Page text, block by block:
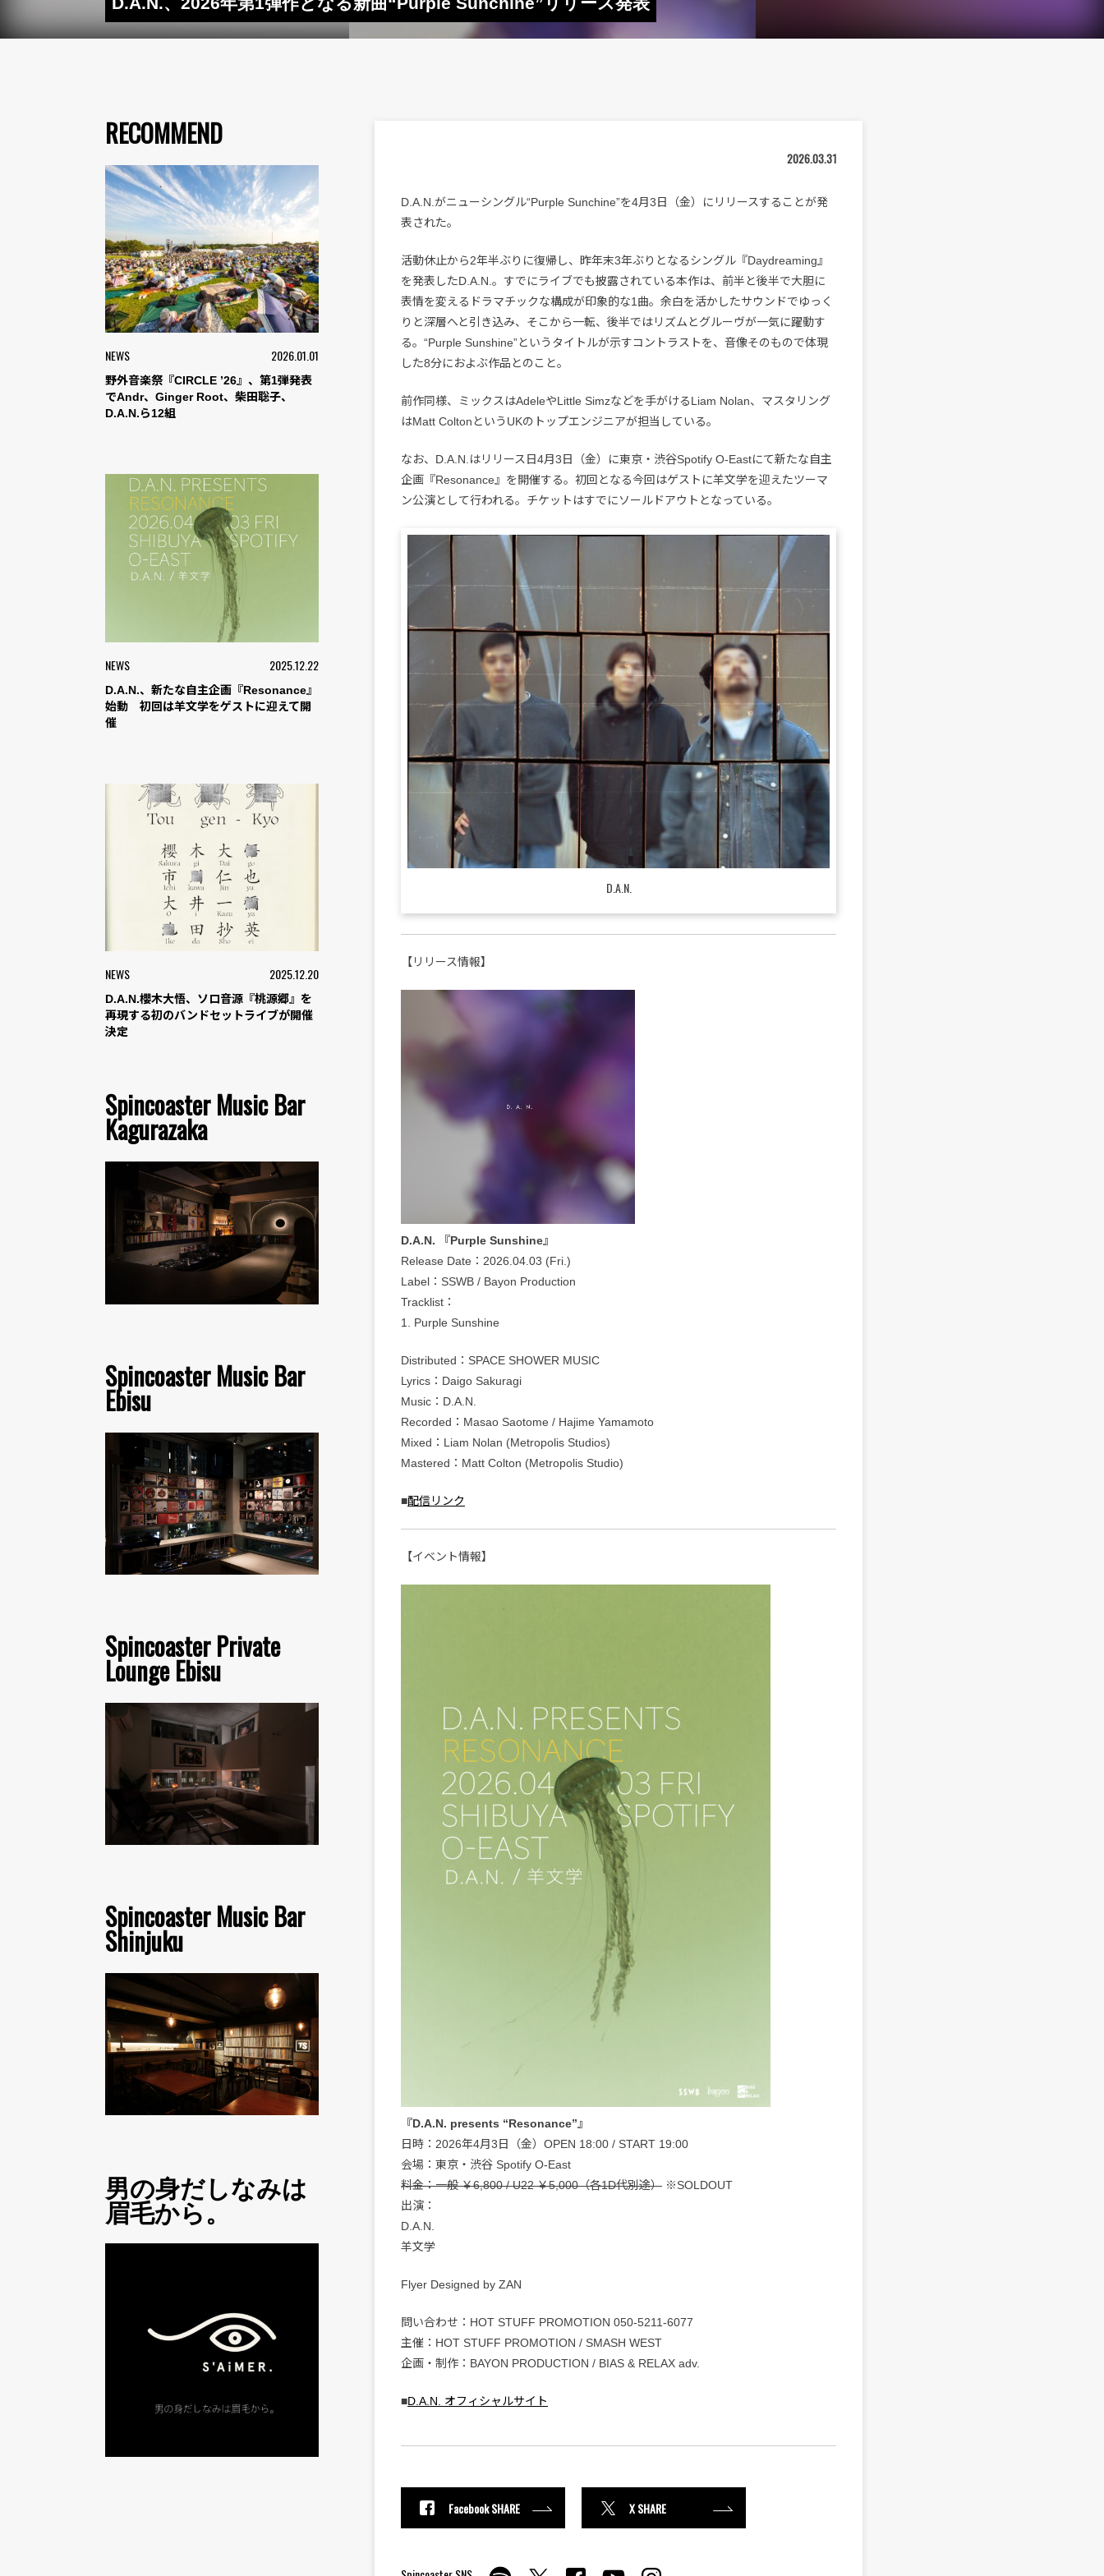
RECOMMEND
NEWS 2026.01.01
野外音楽祭『CIRCLE ’26』、第1弾発表
でAndr、Ginger Root、柴田聡子、
D.A.N.ら12組
NEWS 2025.12.22
D.A.N.、新たな自主企画『Resonance』
始動 初回は羊文学をゲストに迎えて開
催
NEWS 2025.12.20
D.A.N.櫻木大悟、ソロ音源『桃源郷』を
再現する初のバンドセットライブが開催
決定
Spincoaster Music Bar
Kagurazaka
Spincoaster Music Bar
Ebisu
Spincoaster Private
Lounge Ebisu
Spincoaster Music Bar
Shinjuku
男の身だしなみは
眉毛から。
2026.03.31
D.A.N.がニューシングル“Purple Sunchine”を4月3日（金）にリリースすることが発
表された。
活動休止から2年半ぶりに復帰し、昨年末3年ぶりとなるシングル『Daydreaming』
を発表したD.A.N.。すでにライブでも披露されている本作は、前半と後半で大胆に
表情を変えるドラマチックな構成が印象的な1曲。余白を活かしたサウンドでゆっく
りと深層へと引き込み、そこから一転、後半ではリズムとグルーヴが一気に躍動す
る。“Purple Sunshine”というタイトルが示すコントラストを、音像そのもので体現
した8分におよぶ作品とのこと。
前作同様、ミックスはAdeleやLittle Simzなどを手がけるLiam Nolan、マスタリング
はMatt ColtonというUKのトップエンジニアが担当している。
なお、D.A.N.はリリース日4月3日（金）に東京・渋谷Spotify O-Eastにて新たな自主
企画『Resonance』を開催する。初回となる今回はゲストに羊文学を迎えたツーマ
ン公演として行われる。チケットはすでにソールドアウトとなっている。
D.A.N.
【リリース情報】
D.A.N. 『Purple Sunshine』
Release Date：2026.04.03 (Fri.)
Label：SSWB / Bayon Production
Tracklist：
1. Purple Sunshine
Distributed：SPACE SHOWER MUSIC
Lyrics：Daigo Sakuragi
Music：D.A.N.
Recorded：Masao Saotome / Hajime Yamamoto
Mixed：Liam Nolan (Metropolis Studios)
Mastered：Matt Colton (Metropolis Studio)
■配信リンク
【イベント情報】
『D.A.N. presents “Resonance”』
日時：2026年4月3日（金）OPEN 18:00 / START 19:00
会場：東京・渋谷 Spotify O-East
料金：一般 ￥6,800 / U22 ￥5,000（各1D代別途） ※SOLDOUT
出演：
D.A.N.
羊文学
Flyer Designed by ZAN
問い合わせ：HOT STUFF PROMOTION 050-5211-6077
主催：HOT STUFF PROMOTION / SMASH WEST
企画・制作：BAYON PRODUCTION / BIAS & RELAX adv.
■D.A.N. オフィシャルサイト
Facebook SHARE X SHARE